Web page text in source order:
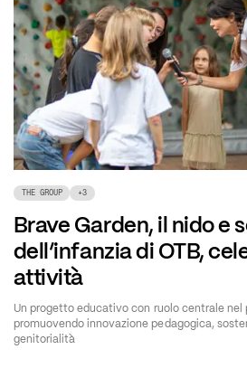
THE GROUP +3
Brave Garden, il nido e
dell’infanzia di OTB,
attività
Un progetto educativo con ruolo centrale nel
promuovendo innovazione pedagogica,
genitorialità